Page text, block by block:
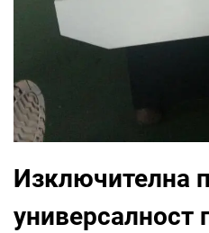
Изключителна
универсалност